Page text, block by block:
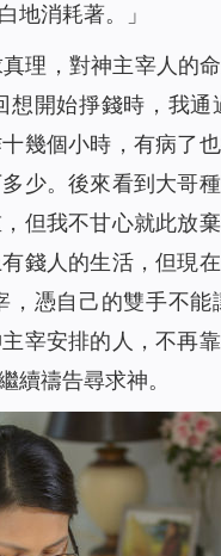
地消耗著。 」
理，對神主宰人的
開始掙錢時，我
幾個小時，有病了
少。後來看到大哥
但我不甘心就此放
錢人的生活，但現
憑自己的雙手不
宰安排的人，不再
續禱告尋求神。